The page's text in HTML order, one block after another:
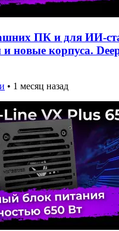
ПК и для ИИ-
новые корпуса.
• 1 месяц назад